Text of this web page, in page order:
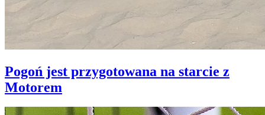
Pogoń jest przygotowana na starcie z
Motorem